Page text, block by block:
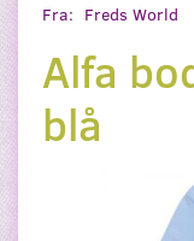
Fra: Freds World
Alfa
blå